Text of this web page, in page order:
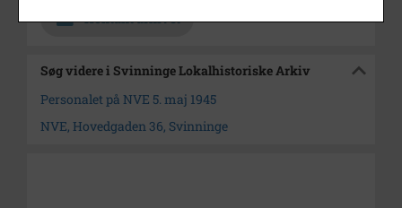
Kontakt arkivet
Søg videre i Svinninge Lokalhistoriske Arkiv
Personalet på NVE 5. maj 1945
NVE, Hovedgaden 36, Svinninge